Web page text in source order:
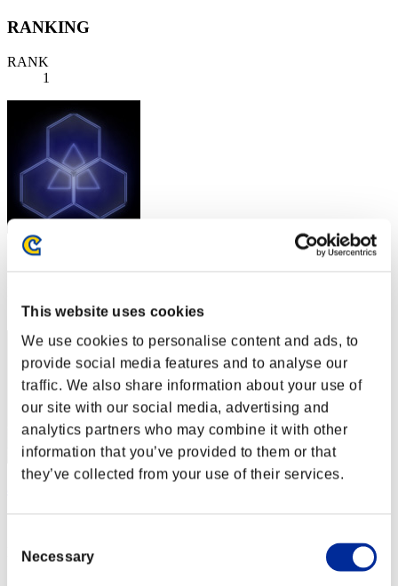
This website uses cookies
We use cookies to personalise content and ads, to
provide social media features and to analyse our
traffic. We also share information about your use of
our site with our social media, advertising and
analytics partners who may combine it with other
information that you’ve provided to them or that
they’ve collected from your use of their services.
Selection
Necessary
RANKING
RANK
1
スコア: -
2
RANK